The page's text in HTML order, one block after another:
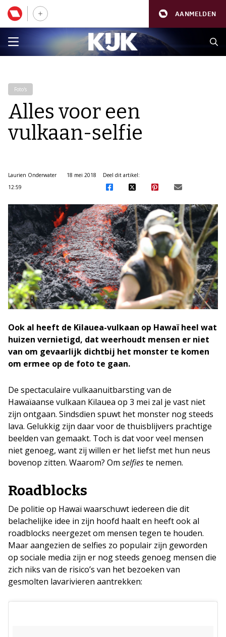
AANMELDEN
Foto's
Alles voor een
vulkaan-selfie
Laurien Onderwater
18 mei 2018
12:59
Deel dit artikel:
Ook al heeft de Kilauea-vulkaan op Hawaï heel wat
huizen vernietigd, dat weerhoudt mensen er niet
van om gevaarlijk dichtbij het monster te komen
om ermee op de foto te gaan.
De spectaculaire vulkaanuitbarsting van de
Hawaïaanse vulkaan Kilauea op 3 mei zal je vast niet
zijn ontgaan. Sindsdien spuwt het monster nog steeds
lava. Gelukkig zijn daar voor de thuisblijvers prachtige
beelden van gemaakt. Toch is dat voor veel mensen
niet genoeg, want zij willen er het liefst met hun neus
bovenop zitten. Waarom? Om selfieste nemen.
Roadblocks
De politie op Hawaï waarschuwt iedereen die dit
belachelijke idee in zijn hoofd haalt en heeft ook al
roadblocks neergezet om mensen tegen te houden.
Maar aangezien de selfies zo populair zijn geworden
op sociale media zijn er nog steeds genoeg mensen die
zich niks van de risico’s van het bezoeken van
gesmolten lavarivieren aantrekken: